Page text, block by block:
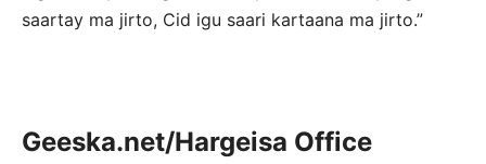
saartay ma jirto, Cid igu saari kartaana ma jirto.”
Geeska.net/Hargeisa Office